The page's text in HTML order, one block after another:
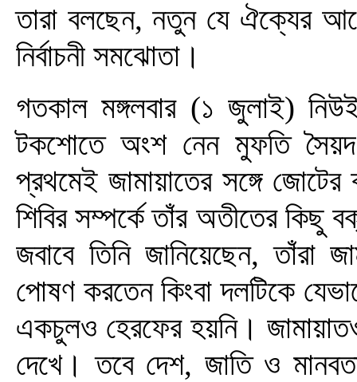
তারা বলছেন, নতুন যে ঐক্যের
নির্বাচনী সমঝোতা।
গতকাল মঙ্গলবার (১ জুলাই)
টকশোতে অংশ নেন মুফতি সৈয়দ
প্রথমেই জামায়াতের সঙ্গে
শিবির সম্পর্কে তাঁর অতীতের কিছু
জবাবে তিনি জানিয়েছেন, তাঁরা
পোষণ করতেন কিংবা দলটিকে
একচুলও হেরফের হয়নি।
দেখে। তবে দেশ, জাতি ও